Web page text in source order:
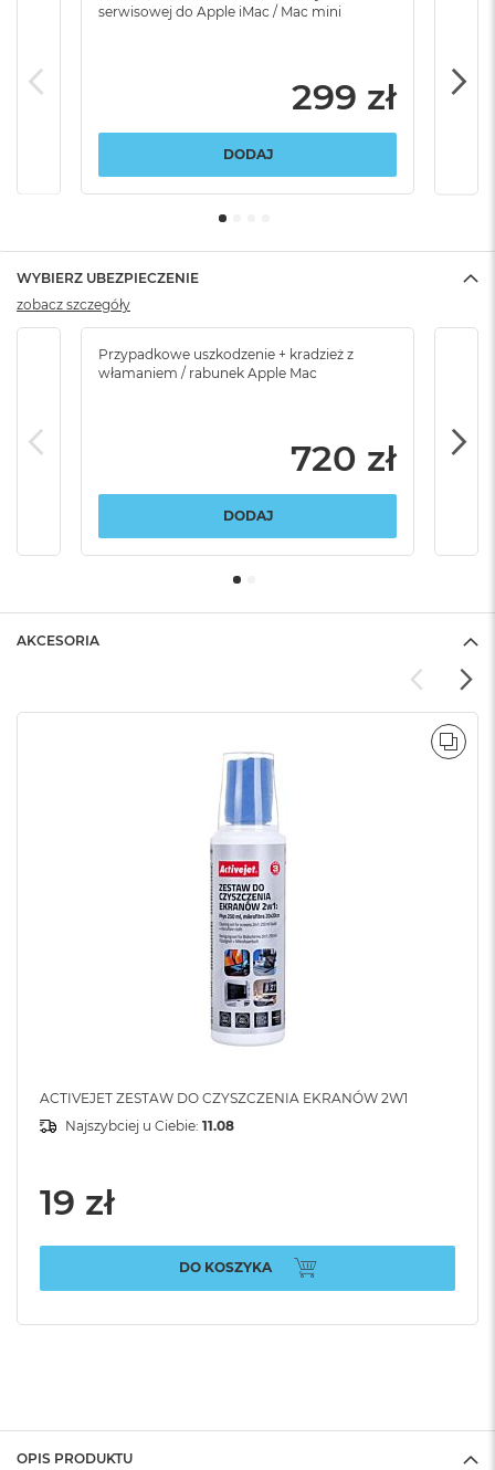
serwisowej do Apple iMac / Mac mini
299 zł
DODAJ
WYBIERZ UBEZPIECZENIE
Przypadkowe uszkodzenie + kradzież z
włamaniem / rabunek Apple Mac
720 zł
DODAJ
zobacz szczegóły
AKCESORIA
ACTIVEJET ZESTAW DO CZYSZCZENIA EKRANÓW 2W1
Najszybciej u Ciebie: 11.08
19 zł
DO KOSZYKA
OPIS PRODUKTU